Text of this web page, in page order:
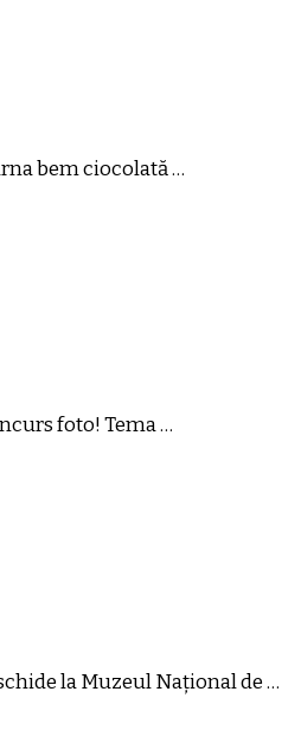
bem ciocolată …
foto! Tema …
la Muzeul Național de …